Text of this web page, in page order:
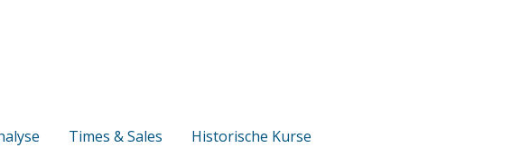
Times & Sales Historische Kurse